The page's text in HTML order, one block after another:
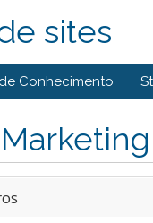
sites
Conhecimento